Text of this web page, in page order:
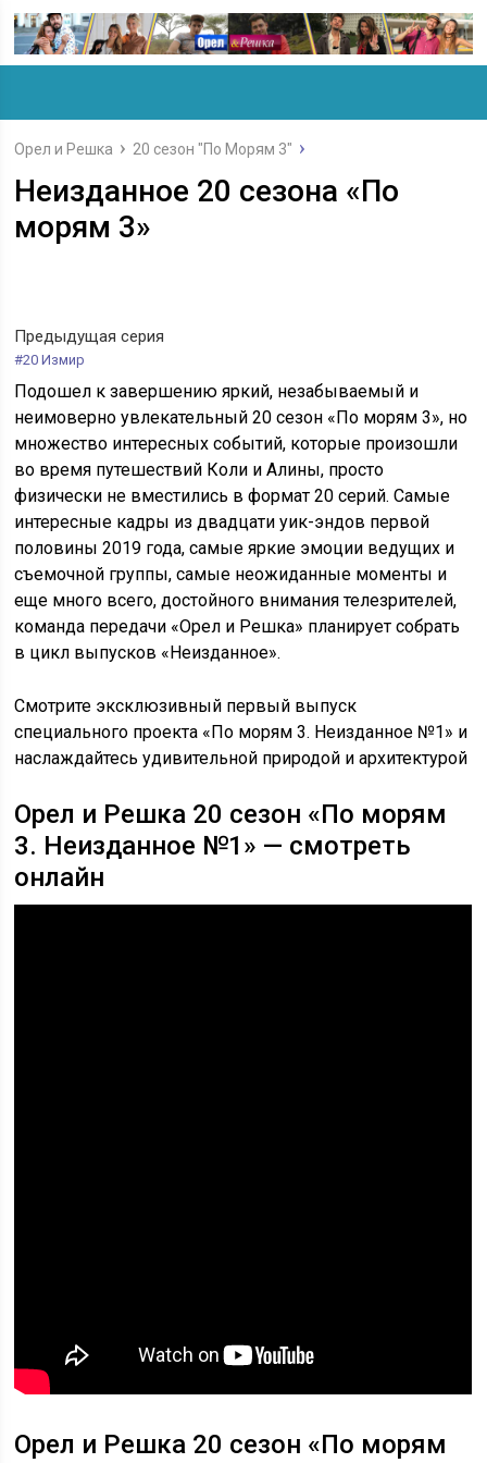
Орел и Решка 20 сезон "По Морям 3"
Неизданное 20 сезона «По
морям 3»
Предыдущая серия
#20 Измир
Подошел к завершению яркий, незабываемый и
неимоверно увлекательный 20 сезон «По морям 3», но
множество интересных событий, которые произошли
во время путешествий Коли и Алины, просто
физически не вместились в формат 20 серий. Самые
интересные кадры из двадцати уик-эндов первой
половины 2019 года, самые яркие эмоции ведущих и
съемочной группы, самые неожиданные моменты и
еще много всего, достойного внимания телезрителей,
команда передачи «Орел и Решка» планирует собрать
в цикл выпусков «Неизданное».
Смотрите эксклюзивный первый выпуск
специального проекта «По морям 3. Неизданное №1» и
наслаждайтесь удивительной природой и архитектурой
Орел и Решка 20 сезон «По морям
3. Неизданное №1» — смотреть
онлайн
Орел и Решка 20 сезон «По морям